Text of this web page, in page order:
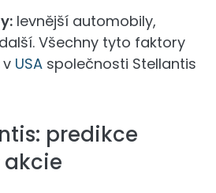
levnější automobily,
Všechny tyto faktory
USA společnosti Stellantis
predikce